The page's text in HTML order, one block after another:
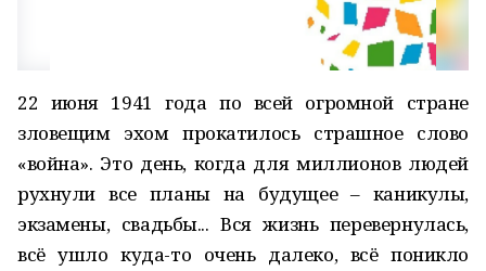
22 июня 1941 года по всей огромной стране
зловещим эхом прокатилось страшное слово
«война». Это день, когда для миллионов людей
рухнули все планы на будущее – каникулы,
экзамены, свадьбы... Вся жизнь перевернулась,
всё ушло куда-то очень далеко, всё поникло